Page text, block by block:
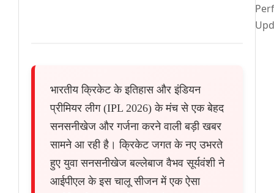
भारतीय क्रिकेट के इतिहास और इंडियन
प्रीमियर लीग (IPL 2026) के मंच से एक बेहद
सनसनीखेज और गर्जना करने वाली बड़ी खबर
सामने आ रही है। क्रिकेट जगत के नए उभरते
हुए युवा सनसनीखेज बल्लेबाज वैभव सूर्यवंशी ने
आईपीएल के इस चालू सीजन में एक ऐसा